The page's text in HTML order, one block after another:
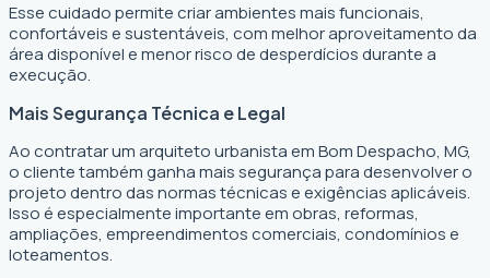
Esse cuidado permite criar ambientes mais funcionais,
confortáveis e sustentáveis, com melhor aproveitamento da
área disponível e menor risco de desperdícios durante a
execução.
Mais Segurança Técnica e Legal
Ao contratar um arquiteto urbanista em Bom Despacho, MG,
o cliente também ganha mais segurança para desenvolver o
projeto dentro das normas técnicas e exigências aplicáveis.
Isso é especialmente importante em obras, reformas,
ampliações, empreendimentos comerciais, condomínios e
loteamentos.